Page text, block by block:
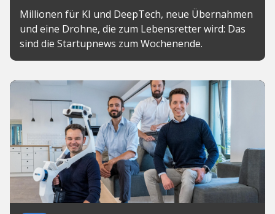
Millionen für KI und DeepTech, neue Übernahmen
und eine Drohne, die zum Lebensretter wird: Das
sind die Startupnews zum Wochenende.